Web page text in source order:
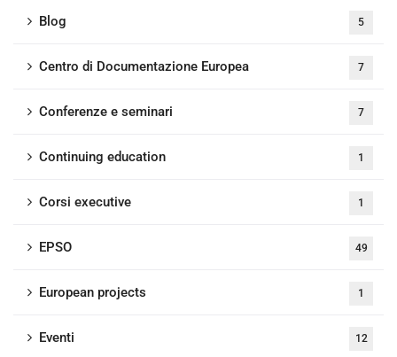
Blog 5
Centro di Documentazione Europea 7
Conferenze e seminari 7
Continuing education 1
Corsi executive 1
EPSO 49
European projects 1
Eventi 12